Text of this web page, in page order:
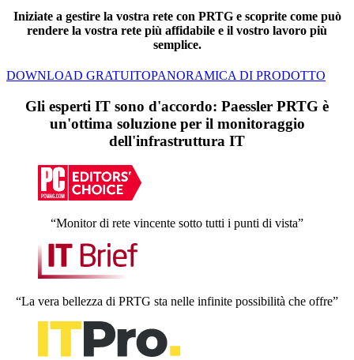
Iniziate a gestire la vostra rete con PRTG e scoprite come può
rendere la vostra rete più affidabile e il vostro lavoro più
semplice.
DOWNLOAD GRATUITOPANORAMICA DI PRODOTTO
Gli esperti IT sono d'accordo: Paessler PRTG è
un'ottima soluzione per il monitoraggio
dell'infrastruttura IT
“Monitor di rete vincente sotto tutti i punti di vista”
“La vera bellezza di PRTG sta nelle infinite possibilità che offre”